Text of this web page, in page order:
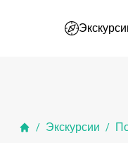
/ Экскурсии /